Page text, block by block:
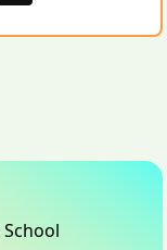
School